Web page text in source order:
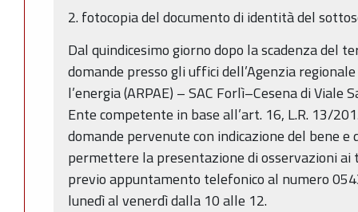
2. fotocopia del documento di identità del
Dal quindicesimo giorno dopo la scadenza del
domande presso gli uffici dell’Agenzia
l’energia (ARPAE) – SAC Forlì–Cesena di
Ente competente in base all’art. 16, L.R. 13/
domande pervenute con indicazione del bene e
permettere la presentazione di osservazioni
previo appuntamento telefonico al numero
lunedì al venerdì dalla 10 alle 12.